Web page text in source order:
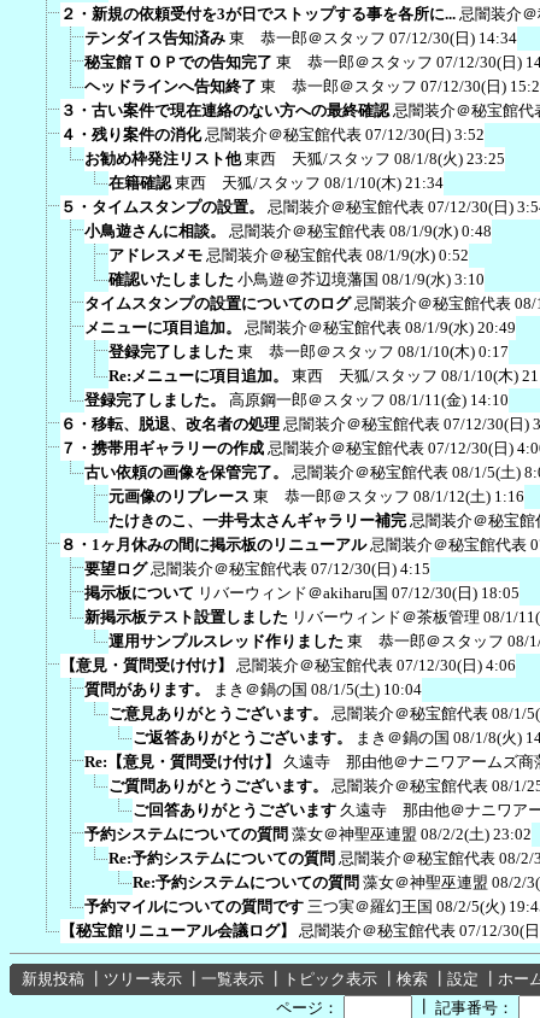
２・新規の依頼受付を3が日でストップする事を各所に... 忌闇装介
テンダイス告知済み 東 恭一郎＠スタッフ 07/12/30(日) 14:34
秘宝館ＴＯＰでの告知完了 東 恭一郎＠スタッフ 07/12/30(日)
ヘッドラインへ告知終了 東 恭一郎＠スタッフ 07/12/30(日)
３・古い案件で現在連絡のない方への最終確認 忌闇装介＠秘宝館代
４・残り案件の消化 忌闇装介＠秘宝館代表 07/12/30(日) 3:52
お勧め枠発注リスト他 東西 天狐/スタッフ 08/1/8(火) 23:25
在籍確認 東西 天狐/スタッフ 08/1/10(木) 21:34
５・タイムスタンプの設置。
忌闇装介＠秘宝館代表 07/12/30(日)
小鳥遊さんに相談。
忌闇装介＠秘宝館代表 08/1/9(水) 0:48
アドレスメモ 忌闇装介＠秘宝館代表 08/1/9(水) 0:52
確認いたしました 小鳥遊＠芥辺境藩国 08/1/9(水) 3:10
タイムスタンプの設置についてのログ 忌闇装介＠秘宝館代表 08/
メニューに項目追加。
忌闇装介＠秘宝館代表 08/1/9(水) 20:49
登録完了しました 東 恭一郎＠スタッフ 08/1/10(木) 0:17
Re:メニューに項目追加。
東西 天狐/スタッフ 08/1/10(木)
登録完了しました。
高原鋼一郎＠スタッフ 08/1/11(金) 14:10
６・移転、脱退、改名者の処理 忌闇装介＠秘宝館代表 07/12/30(日)
７・携帯用ギャラリーの作成 忌闇装介＠秘宝館代表 07/12/30(日)
古い依頼の画像を保管完了。
忌闇装介＠秘宝館代表 08/1/5(土)
元画像のリプレース 東 恭一郎＠スタッフ 08/1/12(土) 1:16
たけきのこ、一井号太さんギャラリー補完 忌闇装介＠秘宝館
８・1ヶ月休みの間に掲示板のリニューアル 忌闇装介＠秘宝館代表
要望ログ 忌闇装介＠秘宝館代表 07/12/30(日) 4:15
掲示板について リバーウィンド＠akiharu国 07/12/30(日) 18:05
新掲示板テスト設置しました リバーウィンド＠茶板管理 08/1/
運用サンプルスレッド作りました 東 恭一郎＠スタッフ 08/
【意見・質問受け付け】
忌闇装介＠秘宝館代表 07/12/30(日) 4:06
質問があります。
まき＠鍋の国 08/1/5(土) 10:04
ご意見ありがとうございます。
忌闇装介＠秘宝館代表 08/1/
ご返答ありがとうございます。
まき＠鍋の国 08/1/8(火)
Re:【意見・質問受け付け】
久遠寺 那由他＠ナニワアームズ商
ご質問ありがとうございます。
忌闇装介＠秘宝館代表 08/1/
ご回答ありがとうございます 久遠寺 那由他＠ナニワア
予約システムについての質問 藻女＠神聖巫連盟 08/2/2(土) 23:02
Re:予約システムについての質問 忌闇装介＠秘宝館代表 08/2/
Re:予約システムについての質問 藻女＠神聖巫連盟 08/2/
予約マイルについての質問です 三つ実＠羅幻王国 08/2/5(火)
【秘宝館リニューアル会議ログ】
忌闇装介＠秘宝館代表 07/12/30(
新規投稿 ツリー表示 一覧表示 トピック表示 検索 設定
ホー
ページ：
記事番号：